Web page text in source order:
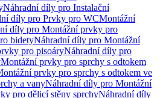
Náhradní díly pro Instalační
díly pro Prvky pro WCMontážní
díly pro Montážní prvky pro
bidetyNáhradní díly pro Montážní
pro pisoáryNáhradní díly pro
Montážní prvky pro sprchy s odtokem
prvky pro sprchy s odtokem ve
a vanyNáhradní díly pro Montážní
pro dělicí stěny sprchyNáhradní díly